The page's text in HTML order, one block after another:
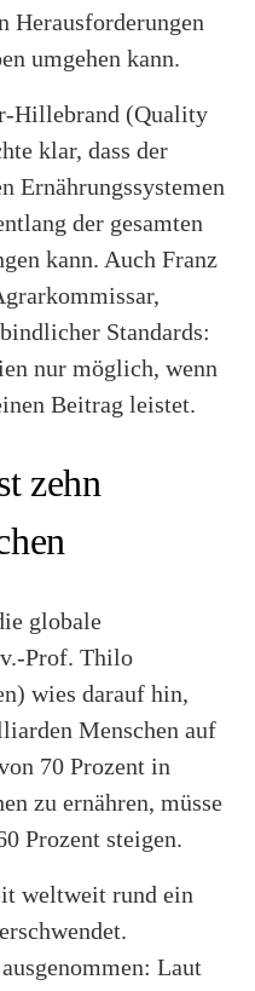
Herausforderungen
umgehen kann.
Hillebrand (Quality
klar, dass der
Ernährungssystemen
der gesamten
kann. Auch Franz
Standards:
nur möglich, wenn
Beitrag leistet.
zehn
globale
Prof. Thilo
wies darauf hin,
Menschen auf
70 Prozent in
zu ernähren, müsse
Prozent steigen.
weltweit rund ein
Laut